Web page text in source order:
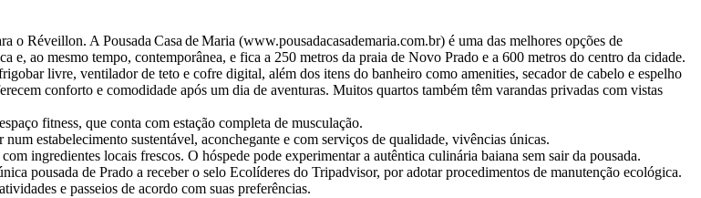
o Réveillon. A Pousada Casa de Maria (www.pousadacasademaria.com.br) é uma das melhores opções de
e, ao mesmo tempo, contemporânea, e fica a 250 metros da praia de Novo Prado e a 600 metros do centro da cidade.
livre, ventilador de teto e cofre digital, além dos itens do banheiro como amenities, secador de cabelo e espelho
conforto e comodidade após um dia de aventuras. Muitos quartos também têm varandas privadas com vistas
fitness, que conta com estação completa de musculação.
estabelecimento sustentável, aconchegante e com serviços de qualidade, vivências únicas.
ingredientes locais frescos. O hóspede pode experimentar a autêntica culinária baiana sem sair da pousada.
pousada de Prado a receber o selo Ecolíderes do Tripadvisor, por adotar procedimentos de manutenção ecológica.
e passeios de acordo com suas preferências.